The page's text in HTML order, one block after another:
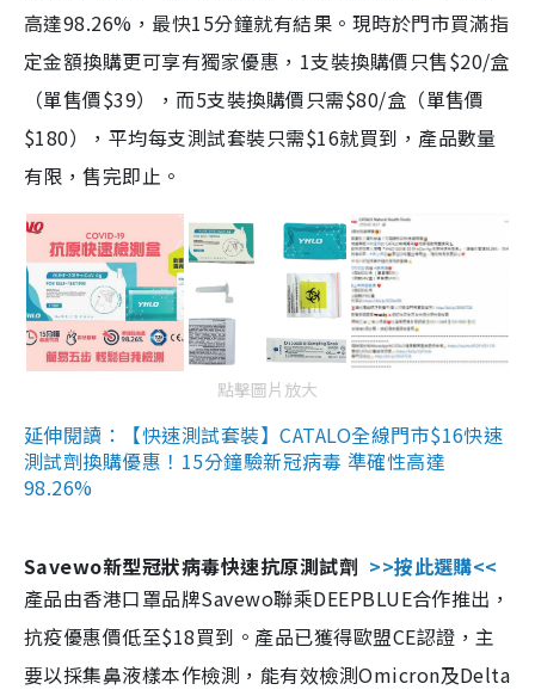
高達98.26%，最快15分鐘就有結果。現時於門市買滿指
定金額換購更可享有獨家優惠，1支裝換購價只售$20/盒
（單售價$39），而5支裝換購價只需$80/盒（單售價
$180），平均每支測試套裝只需$16就買到，產品數量
有限，售完即止。
點擊圖片放大
延伸閱讀：【快速測試套裝】CATALO全線門市$16快速
測試劑換購優惠！15分鐘驗新冠病毒 準確性高達
98.26%
Savewo新型冠狀病毒快速抗原測試劑 >>按此選購<<
產品由香港口罩品牌Savewo聯乘DEEPBLUE合作推出，
抗疫優惠價低至$18買到。產品已獲得歐盟CE認證，主
要以採集鼻液樣本作檢測，能有效檢測Omicron及Delta